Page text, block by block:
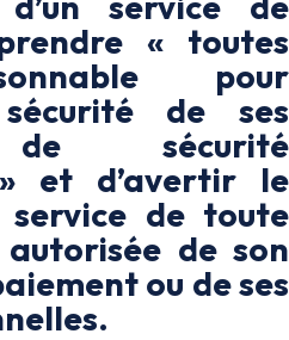
« toutes
pour
de ses
de sécurité
» et d’avertir le
de toute
de son
ou de ses